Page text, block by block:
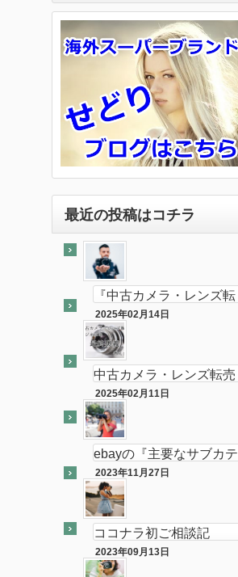
最近の投稿はコチラ
『中古カメラ・レンズ転
売ビジネスの最終奥義教
えます』のebay輸出会員
サイト付き
2025年02月14日
最終奥義
中古カメラ・レンズ転売
ビジネスの最終奥義教え
ます…を販売開始し数ヶ
月が経ちました
2025年02月11日
半隠居ライフな話
ebayの『主要なサブカテ
ゴリーの売れ筋』がカメ
ラである件
2023年11月27日
ebay
ココナラ初ご相談記
念！！（ebay中古フィル
ムカメラ輸出の相談をお
2023年09月13日
ココナラ